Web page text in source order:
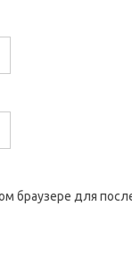
браузере для